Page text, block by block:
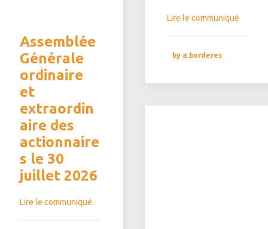
Lire le communiqué
by a.borderes
Assemblée
Générale
ordinaire
et
extraordin
aire des
actionnaire
s le 30
juillet 2026
Lire le communiqué